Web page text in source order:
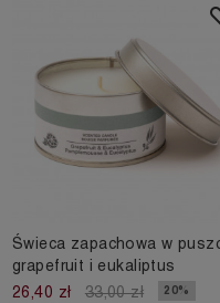
Świeca zapachowa w
grapefruit i eukaliptus
26,40 zł
33,00 zł 20%